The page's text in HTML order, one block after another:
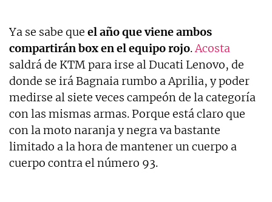
Ya se sabe que el año que viene ambos
compartirán box en el equipo rojo.Acosta
saldrá de KTM para irse al Ducati Lenovo, de
donde se irá Bagnaia rumbo a Aprilia, y poder
medirse al siete veces campeón de la categoría
con las mismas armas. Porque está claro que
con la moto naranja y negra va bastante
limitado a la hora de mantener un cuerpo a
cuerpo contra el número 93.